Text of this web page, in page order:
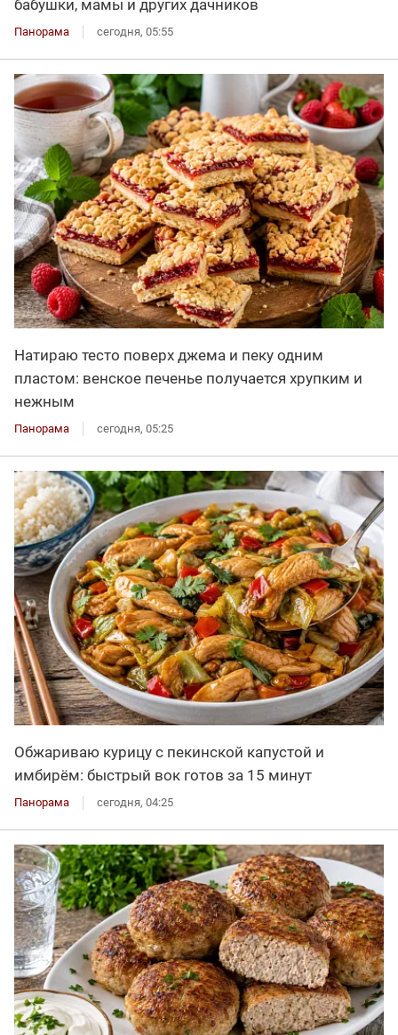
бабушки, мамы и других дачников
Панорама сегодня, 05:55
Натираю тесто поверх джема и пеку одним
пластом: венское печенье получается хрупким и
нежным
Панорама сегодня, 05:25
Обжариваю курицу с пекинской капустой и
имбирём: быстрый вок готов за 15 минут
Панорама сегодня, 04:25